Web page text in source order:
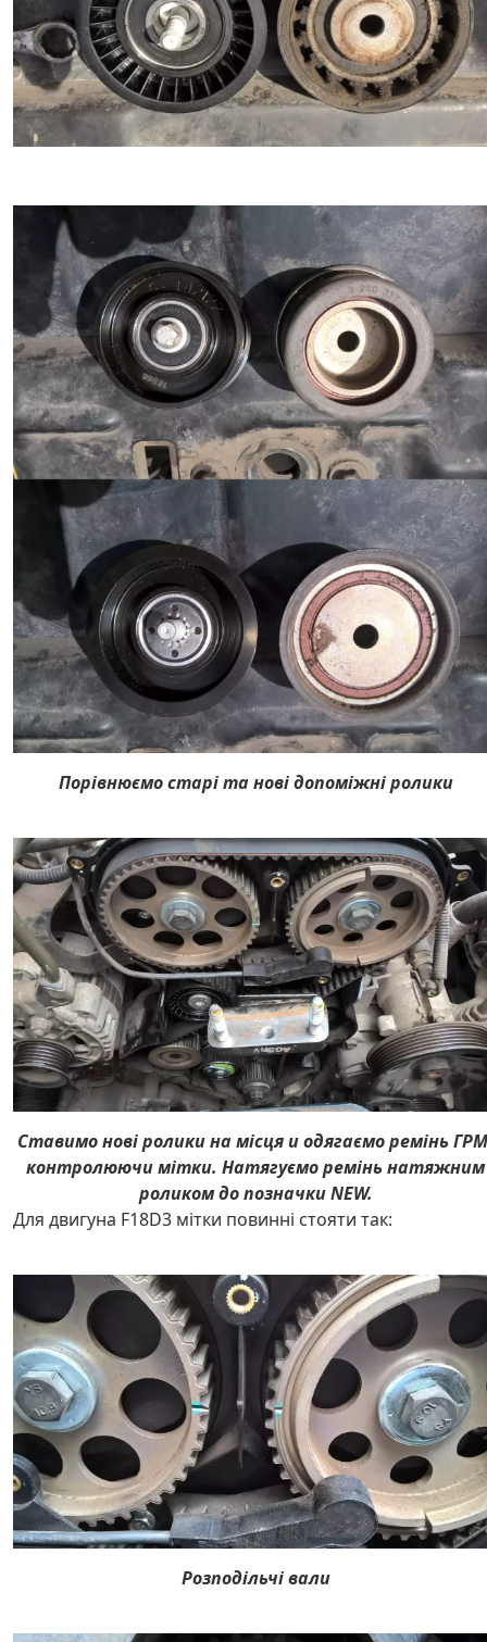
Порівнюємо старі та нові допоміжні ролики
Ставимо нові ролики на місця и одягаємо ремінь
контролюючи мітки. Натягуємо ремінь натяжним
роликом до позначки NEW.
Для двигуна F18D3 мітки повинні стояти так:
Розподільчі вали